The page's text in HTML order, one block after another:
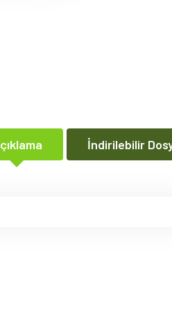
İndirilebilir